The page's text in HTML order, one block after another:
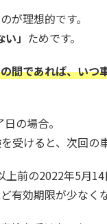
が理想的です。
」 ためです。
間であれば、い
の場合。
受けると、次回の
前の2022年5月
有効期限が少なく